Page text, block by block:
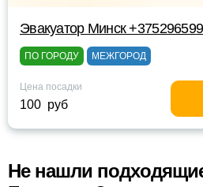
Эвакуатор Минск
ПО ГОРОДУ МЕЖГОРОД
Цена посадки
100 руб
Не нашли